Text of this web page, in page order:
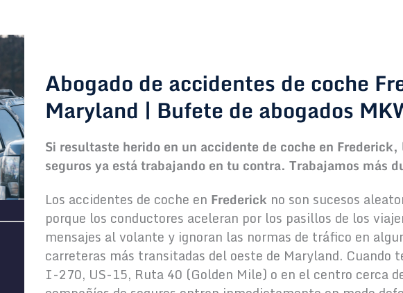
Abogado de accidentes de coche
Maryland | Bufete de abogados
Si resultaste herido en un accidente de coche en
seguros ya está trabajando en tu contra. Trabajamos más
Los accidentes de coche en Frederick no son sucesos
porque los conductores aceleran por los pasillos de los
mensajes al volante y ignoran las normas de tráfico en
carreteras más transitadas del oeste de Maryland. Cuando
I-270, US-15, Ruta 40 (Golden Mile) o en el centro cerca